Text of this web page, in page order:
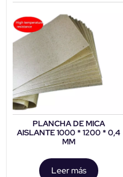
PLANCHA DE MICA
AISLANTE 1000 * 1200 * 0,4
MM
Leer más